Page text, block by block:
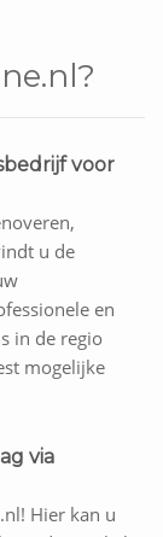
voor
u de
en
in de regio
mogelijke
via
Hier kan u